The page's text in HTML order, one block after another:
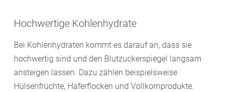
Hochwertige Kohlenhydrate
Bei Kohlenhydraten kommt es darauf an, dass sie
hochwertig sind und den Blutzuckerspiegel langsam
ansteigen lassen. Dazu zählen beispielsweise
Hülsenfrüchte, Haferflocken und Vollkornprodukte.